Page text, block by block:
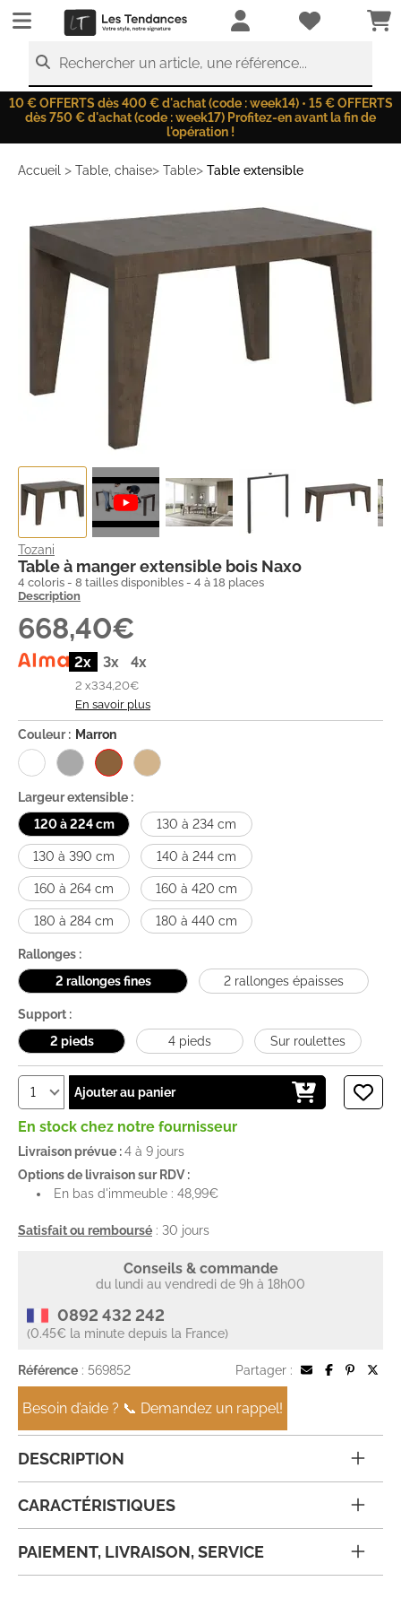
LesTendances.fr
Rechercher un article, une référence...
10 € OFFERTS dès 400 € d'achat (code : week14) • 15 € OFFERTS
dès 750 € d'achat (code : week17) Profitez-en avant la fin de
l'opération !
Accueil > Table, chaise> Table> Table extensible
Tozani
Table à manger extensible bois Naxo
4 coloris - 8 tailles disponibles - 4 à 18 places
Description
668,40€
2x 3x 4x
2 x334,20€
En savoir plus
Couleur : Marron
Largeur extensible :
120 à 224 cm
130 à 234 cm
130 à 390 cm 140 à 244 cm
160 à 264 cm 160 à 420 cm
180 à 284 cm 180 à 440 cm
Rallonges :
2 rallonges fines
2 rallonges épaisses
Support :
2 pieds
4 pieds Sur roulettes
Ajouter au panier
En stock chez notre fournisseur
Livraison prévue :4 à 9 jours
Options de livraison sur RDV :
En bas d'immeuble : 48,99€
Satisfait ou remboursé : 30 jours
Conseils & commande
du lundi au vendredi de 9h à 18h00
0892 432 242
(0.45€ la minute depuis la France)
Référence : 569852 Partager :
Besoin d’aide ? 📞 Demandez un rappel!
DESCRIPTION
CARACTÉRISTIQUES
PAIEMENT, LIVRAISON, SERVICE